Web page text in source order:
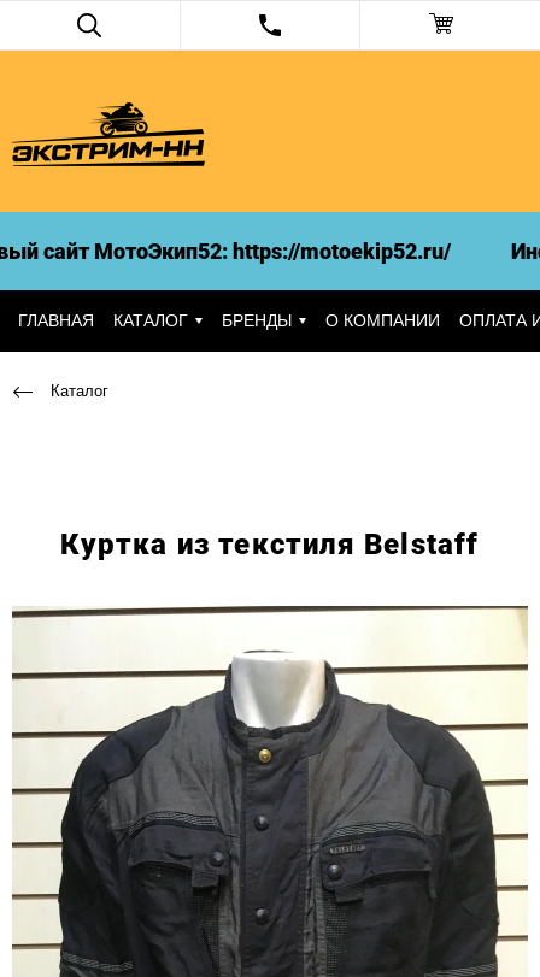
сайт МотоЭкип52: https://motoekip52.ru/
ГЛАВНАЯ КАТАЛОГ БРЕНДЫ О КОМПАНИИ ОПЛАТА
Каталог
Куртка из текстиля Belstaff